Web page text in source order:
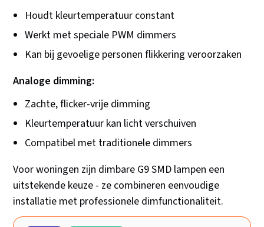
Houdt kleurtemperatuur constant
Werkt met speciale PWM dimmers
Kan bij gevoelige personen flikkering veroorzaken
Analoge dimming:
Zachte, flicker-vrije dimming
Kleurtemperatuur kan licht verschuiven
Compatibel met traditionele dimmers
Voor woningen zijn dimbare G9 SMD lampen een
uitstekende keuze - ze combineren eenvoudige
installatie met professionele dimfunctionaliteit.